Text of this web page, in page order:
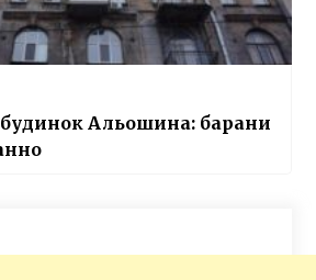
Альошина: барани